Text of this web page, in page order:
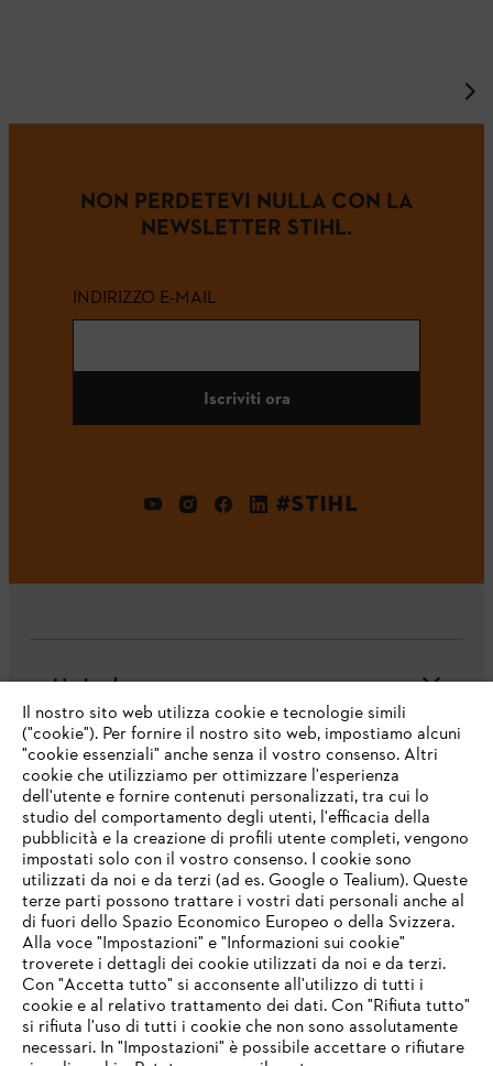
NON PERDETEVI NULLA CON LA
NEWSLETTER STIHL.
INDIRIZZO E-MAIL
Iscriviti ora
#STIHL
L'azienda
Domande frequenti
Assistenza
Protezione dati Nota legale Cookies
Informazioni legali
IHR BROWSER WIRD NICHT
UNTERSTÜTZT
Sie nutzen einen Browser, den wir noch nicht unterstützen. Für
eine optimale Nutzung unserer Seite empfehlen wir Ihnen, zu
einem der folgenden Browser zu wechseln:
Il nostro sito web utilizza cookie e tecnologie simili
("cookie"). Per fornire il nostro sito web, impostiamo alcuni
"cookie essenziali" anche senza il vostro consenso. Altri
cookie che utilizziamo per ottimizzare l'esperienza
dell'utente e fornire contenuti personalizzati, tra cui lo
studio del comportamento degli utenti, l'efficacia della
pubblicità e la creazione di profili utente completi, vengono
impostati solo con il vostro consenso. I cookie sono
utilizzati da noi e da terzi (ad es. Google o Tealium). Queste
terze parti possono trattare i vostri dati personali anche al
di fuori dello Spazio Economico Europeo o della Svizzera.
Alla voce "Impostazioni" e "Informazioni sui cookie"
troverete i dettagli dei cookie utilizzati da noi e da terzi.
Con "Accetta tutto" si acconsente all'utilizzo di tutti i
cookie e al relativo trattamento dei dati. Con "Rifiuta tutto"
si rifiuta l'uso di tutti i cookie che non sono assolutamente
necessari. In "Impostazioni" è possibile accettare o rifiutare